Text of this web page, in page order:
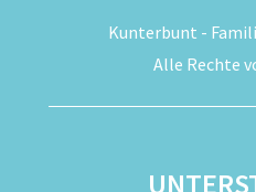
Kunterbunt -
Alle Rechte